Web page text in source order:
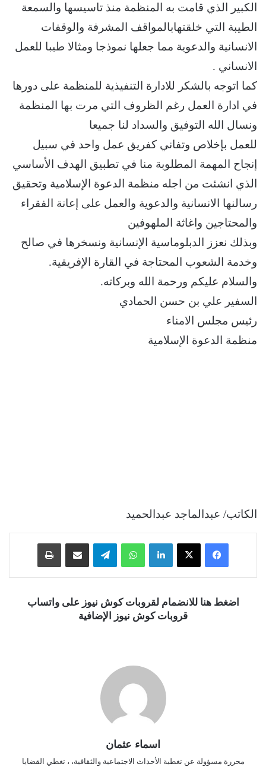
الكبير الذي قامت به المنظمة منذ تاسيسها والسمعة
الطيبة التي خلقتهابالمواقف المشرفة والوقفات
الانسانية والدعوية مما جعلها نموذجا ومثالا طيبا للعمل
الانساني .
كما اتوجه بالشكر للادارة التنفيذية للمنظمة على دورها
في ادارة العمل رغم الظروف التي مرت بها المنظمة
ونسال الله التوفيق والسداد لنا جميعا
للعمل بإخلاص وتفاني كفريق عمل واحد في سبيل
إنجاح المهمة المطلوبة منا في تطبيق الهدف الأساسي
الذي انشئت من اجله منظمة الدعوة الإسلامية وتحقيق
رسالنها الانسانية والدعوية والعمل على إعانة الفقراء
والمحتاجين واغاثة الملهوفين
وبذلك نعزز الدبلوماسية الإنسانية ونسخرها في صالح
وخدمة الشعوب المحتاجة في القارة الإفريقية.
والسلام عليكم ورحمة الله وبركاته.
السفير علي بن حسن الحمادي
رئيس مجلس الامناء
منظمة الدعوة الإسلامية
الكاتب/ عبدالماجد عبدالحميد
فيسبوك ‫X لينكدإن واتساب تيلقرام
اضغط هنا للانضمام لقروبات كوش نيوز على واتساب
قروبات كوش نيوز الإضافية
اسماء عثمان
محررة مسؤولة عن تغطية الأحداث الاجتماعية والثقافية، ، تغطي القضايا